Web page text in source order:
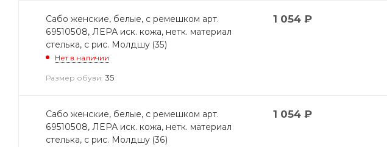
Сабо женские, белые, с ремешком арт.
69510508, ЛЕРА иск. кожа, нетк. материал
стелька, с рис. Молдшу (35)
Нет в наличии
Размер обуви: 35
1 054₽
Сабо женские, белые, с ремешком арт.
69510508, ЛЕРА иск. кожа, нетк. материал
стелька, с рис. Молдшу (36)
1 054₽